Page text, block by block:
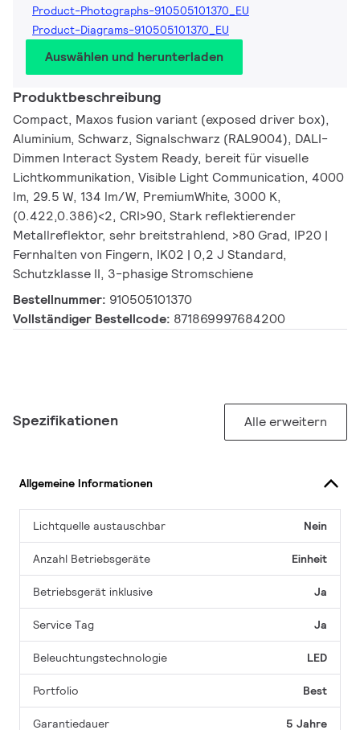
Product-Photographs-910505101370_EU
Product-Diagrams-910505101370_EU
Auswählen und herunterladen
Produktbeschreibung
Compact, Maxos fusion variant (exposed driver box),
Aluminium, Schwarz, Signalschwarz (RAL9004), DALI-
Dimmen Interact System Ready, bereit für visuelle
Lichtkommunikation, Visible Light Communication, 4000
lm, 29.5 W, 134 lm/W, PremiumWhite, 3000 K,
(0.422,0.386)<2, CRI>90, Stark reflektierender
Metallreflektor, sehr breitstrahlend, >80 Grad, IP20 |
Fernhalten von Fingern, IK02 | 0,2 J Standard,
Schutzklasse II, 3-phasige Stromschiene
Bestellnummer: 910505101370
Vollständiger Bestellcode: 871869997684200
Spezifikationen Alle erweitern
Allgemeine Informationen
Lichtquelle austauschbar Nein
Anzahl Betriebsgeräte Einheit
Betriebsgerät inklusive Ja
Service Tag Ja
Beleuchtungstechnologie LED
Portfolio Best
Garantiedauer 5 Jahre